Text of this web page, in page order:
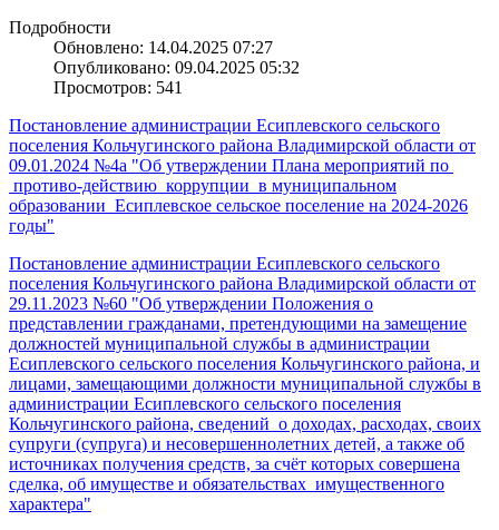
Подробности
Обновлено: 14.04.2025 07:27
Опубликовано: 09.04.2025 05:32
Просмотров: 541
Постановление администрации Есиплевского сельского
поселения Кольчугинского района Владимирской области от
09.01.2024 №4а "Об утверждении Плана мероприятий по
противо-действию коррупции в муниципальном
образовании Есиплевское сельское поселение на 2024-2026
годы"
Постановление администрации Есиплевского сельского
поселения Кольчугинского района Владимирской области от
29.11.2023 №60 "Об утверждении Положения о
представлении гражданами, претендующими на замещение
должностей муниципальной службы в администрации
Есиплевского сельского поселения Кольчугинского района, и
лицами, замещающими должности муниципальной службы в
администрации Есиплевского сельского поселения
Кольчугинского района, сведений о доходах, расходах, своих
супруги (супруга) и несовершеннолетних детей, а также об
источниках получения средств, за счёт которых совершена
сделка, об имуществе и обязательствах имущественного
характера"